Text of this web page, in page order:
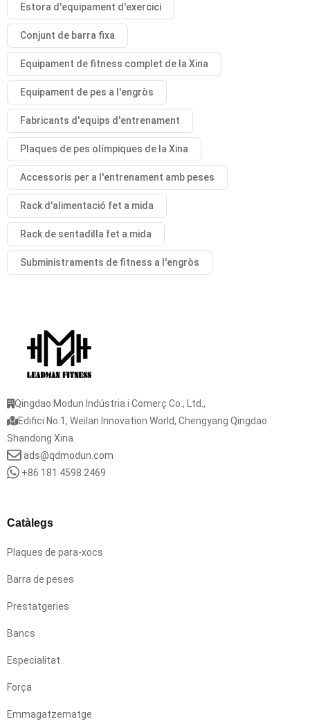
Estora d'equipament d'exercici
Conjunt de barra fixa
Equipament de fitness complet de la Xina
Equipament de pes a l'engròs
Fabricants d'equips d'entrenament
Plaques de pes olímpiques de la Xina
Accessoris per a l'entrenament amb peses
Rack d'alimentació fet a mida
Rack de sentadilla fet a mida
Subministraments de fitness a l'engròs
Qingdao Modun Indústria i Comerç Co., Ltd.,
Edifici No.1, Weilan Innovation World, Chengyang Qingdao
Shandong Xina.
ads@qdmodun.com
+86 181 4598 2469
Catàlegs
Plaques de para-xocs
Barra de peses
Prestatgeries
Bancs
Especialitat
Força
Emmagatzematge